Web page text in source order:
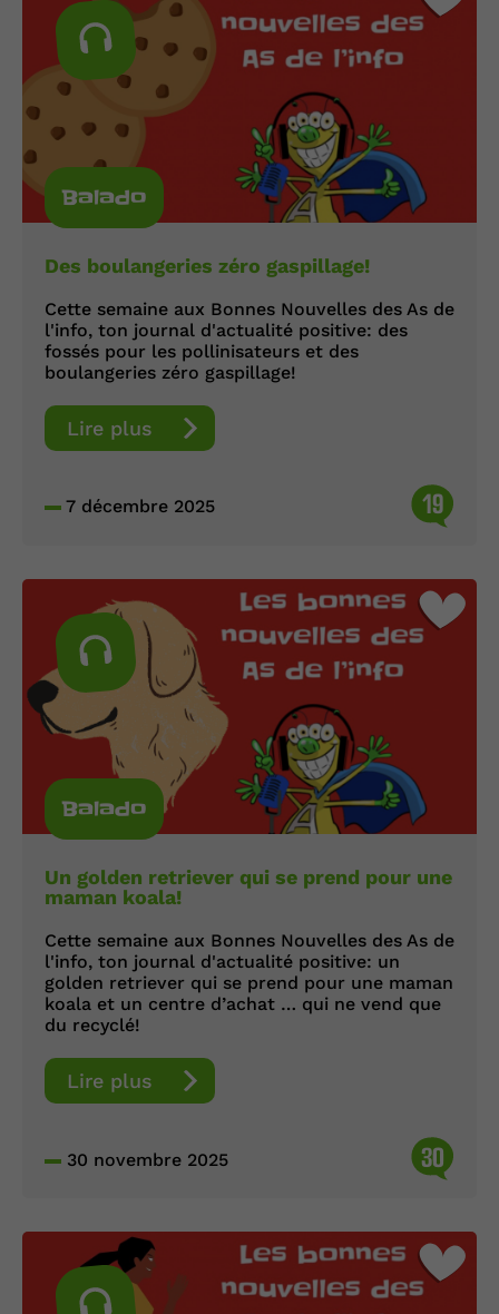
Balado
Des boulangeries zéro gaspillage!
Cette semaine aux Bonnes Nouvelles des As de
l'info, ton journal d'actualité positive: des
fossés pour les pollinisateurs et des
boulangeries zéro gaspillage!
Lire plus
7 décembre 2025 19
Balado
Un golden retriever qui se prend pour une
maman koala!
Cette semaine aux Bonnes Nouvelles des As de
l'info, ton journal d'actualité positive: un
golden retriever qui se prend pour une maman
koala et un centre d’achat … qui ne vend que
du recyclé!
Lire plus
30 novembre 2025 30